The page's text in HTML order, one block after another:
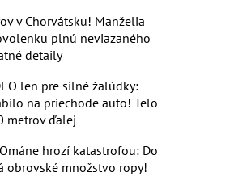
v Chorvátsku! Manželia
plnú neviazaného
detaily
len pre silné žalúdky:
na priechode auto! Telo
metrov ďalej
hrozí katastrofou: Do
obrovské množstvo ropy!